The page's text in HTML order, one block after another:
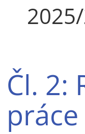
Čl. 2:
práce